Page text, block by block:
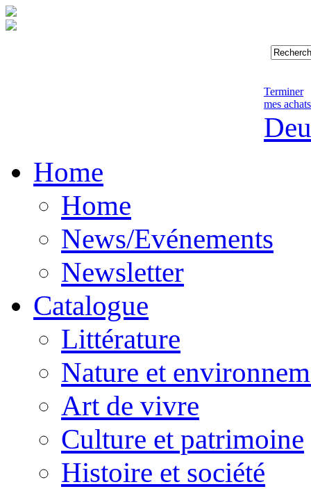
Terminer
mes
Home
Home
News/Evénements
Newsletter
Catalogue
Littérature
Nature et
Art de vivre
Culture et patrimoine
Histoire et société